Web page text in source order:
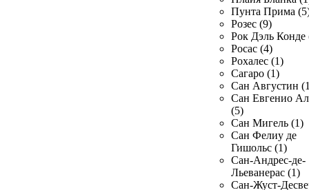
Пунта Прима
Розес (9)
Рок Дэль Конде
Росас (4)
Рохалес (1)
Сагаро (1)
Сан Августин
Сан Евгенио
(5)
Сан Мигель (1)
Сан Фелиу де
Гишольс (1)
Сан-Андрес-де-
Льеванерас (1)
Сан-Жуст-